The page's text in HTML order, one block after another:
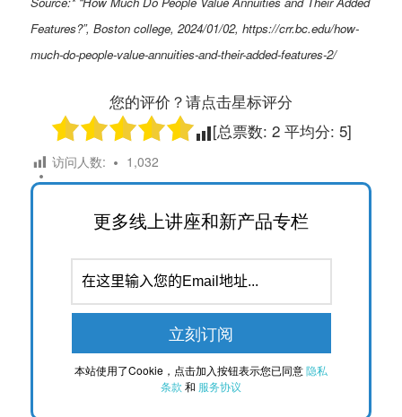
Features?”, Boston college, 2024/01/02, https://crr.bc.edu/how-
much-do-people-value-annuities-and-their-added-features-2/
您的评价？请点击星标评分
[总票数: 2平均分: 5]
访问人数: 1,032
更多线上讲座和新产品专栏
本站使用了Cookie，点击加入按钮表示您已同意隐私
条款 和 服务协议